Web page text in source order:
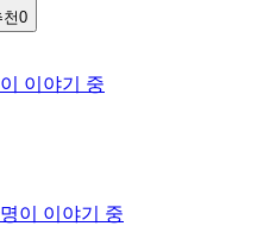
0
이 이야기 중
이 이야기 중